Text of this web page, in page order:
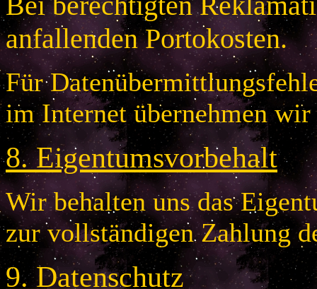
anfallenden Portokosten.
Für
im Internet übernehmen
8.Eigentumsvorbehalt
Wir behalten uns das
zur vollständigen Zahlung
9.Datenschutz